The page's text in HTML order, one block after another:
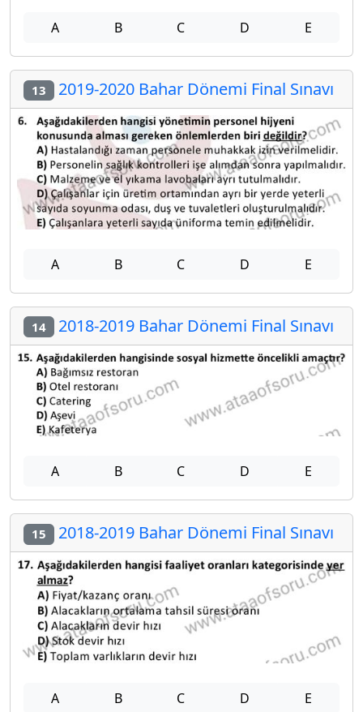
A B C D E
13 2019-2020 Bahar Dönemi Final Sınavı
A B C D E
14 2018-2019 Bahar Dönemi Final Sınavı
A B C D E
15 2018-2019 Bahar Dönemi Final Sınavı
A B C D E